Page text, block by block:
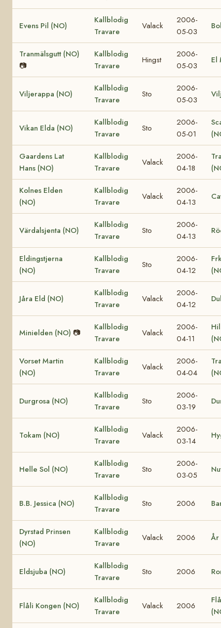
Evens Pil (NO)
Kallblodig
Travare
Valack
2006-
05-03
Tranmälsgutt (NO)
📷
Kallblodig
Travare
Hingst
2006-
05-03
El
Viljerappa (NO)
Kallblodig
Travare
Sto
2006-
05-03
Vikan Elda (NO)
Kallblodig
Travare
Sto
2006-
05-01
Gaardens Lat
Hans (NO)
Kallblodig
Travare
Valack
2006-
04-18
Kolnes Elden
(NO)
Kallblodig
Travare
Valack
2006-
04-13
Värdalsjenta (NO)
Kallblodig
Travare
Sto
2006-
04-13
Eldingstjerna
(NO)
Kallblodig
Travare
Sto
2006-
04-12
Jåra Eld (NO)
Kallblodig
Travare
Valack
2006-
04-12
Minielden (NO) 📷
Kallblodig
Travare
Valack
2006-
04-11
Vorset Martin
(NO)
Kallblodig
Travare
Valack
2006-
04-04
Durgrosa (NO)
Kallblodig
Travare
Sto
2006-
03-19
Tokam (NO)
Kallblodig
Travare
Valack
2006-
03-14
Helle Sol (NO)
Kallblodig
Travare
Sto
2006-
03-05
B.B. Jessica (NO)
Kallblodig
Travare
Sto 2006
Dyrstad Prinsen
(NO)
Kallblodig
Travare
Valack 2006 År
Eldsjuba (NO)
Kallblodig
Travare
Sto 2006
Flåli Kongen (NO)
Kallblodig
Travare
Valack 2006